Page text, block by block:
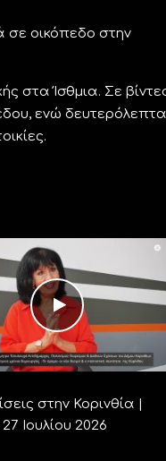
σε οικόπεδο στην
στα Ίσθμια. Σε
ενώ δευτερόλεπτα
στην Κορινθία |
Ιουλίου 2026